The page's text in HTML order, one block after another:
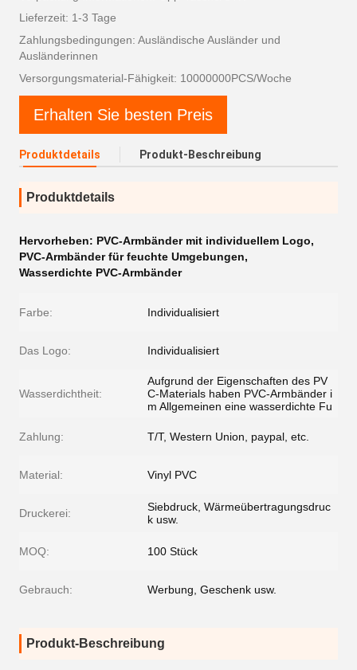
Lieferzeit: 1-3 Tage
Zahlungsbedingungen: Ausländische Ausländer und
Ausländerinnen
Versorgungsmaterial-Fähigkeit: 10000000PCS/Woche
Erhalten Sie besten Preis
Produktdetails Produkt-Beschreibung
Produktdetails
Hervorheben: PVC-Armbänder mit individuellem Logo,
PVC-Armbänder für feuchte Umgebungen,
Wasserdichte PVC-Armbänder
Farbe: Individualisiert
Das Logo: Individualisiert
Wasserdichtheit:
Aufgrund der Eigenschaften des PV
C-Materials haben PVC-Armbänder i
m Allgemeinen eine wasserdichte Fu
Zahlung: T/T, Western Union, paypal, etc.
Material: Vinyl PVC
Druckerei:
Siebdruck, Wärmeübertragungsdruc
k usw.
MOQ: 100 Stück
Gebrauch: Werbung, Geschenk usw.
Produkt-Beschreibung